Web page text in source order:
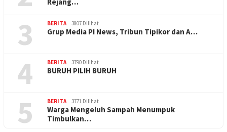
Rejang…
3 BERITA 3807 Dilihat
Grup Media PI News, Tribun Tipikor dan A…
4 BERITA 3790 Dilihat
BURUH PILIH BURUH
5 BERITA 3771 Dilihat
Warga Mengeluh Sampah Menumpuk
Timbulkan…